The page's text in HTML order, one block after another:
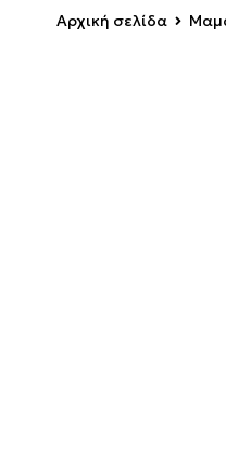
Αρχική σελίδα